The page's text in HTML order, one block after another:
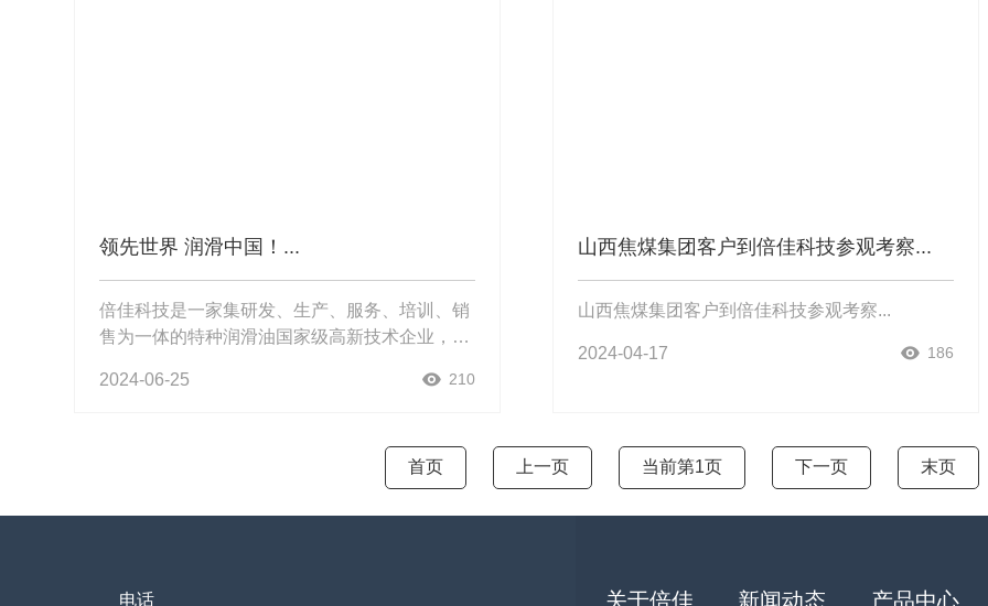
领先世界 润滑中国！...
倍佳科技是一家集研发、生产、服务、培训、销
售为一体的特种润滑油国家级高新技术企业，致
心两次承担国家火炬计划项目，一次承担国家级
2024-06-25 210
山西焦煤集团客户到倍佳科技参观考察...
山西焦煤集团客户到倍佳科技参观考察...
2024-04-17 186
首页 上一页 当前第1页 下一页 末页
电话 关于倍佳 新闻动态 产品中心